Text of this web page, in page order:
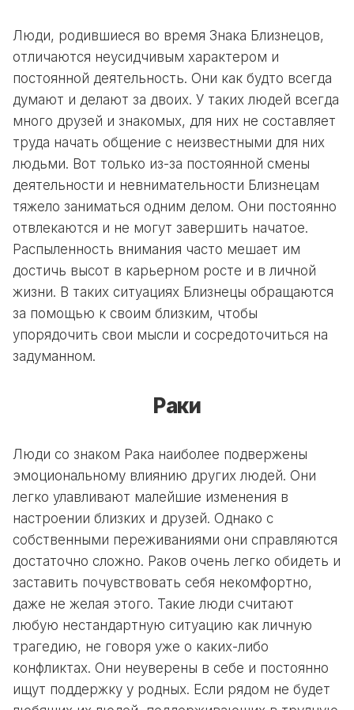
Люди, родившиеся во время Знака Близнецов,
отличаются неусидчивым характером и
постоянной деятельность. Они как будто всегда
думают и делают за двоих. У таких людей всегда
много друзей и знакомых, для них не составляет
труда начать общение с неизвестными для них
людьми. Вот только из-за постоянной смены
деятельности и невнимательности Близнецам
тяжело заниматься одним делом. Они постоянно
отвлекаются и не могут завершить начатое.
Распыленность внимания часто мешает им
достичь высот в карьерном росте и в личной
жизни. В таких ситуациях Близнецы обращаются
за помощью к своим близким, чтобы
упорядочить свои мысли и сосредоточиться на
задуманном.
Раки
Люди со знаком Рака наиболее подвержены
эмоциональному влиянию других людей. Они
легко улавливают малейшие изменения в
настроении близких и друзей. Однако с
собственными переживаниями они справляются
достаточно сложно. Раков очень легко обидеть и
заставить почувствовать себя некомфортно,
даже не желая этого. Такие люди считают
любую нестандартную ситуацию как личную
трагедию, не говоря уже о каких-либо
конфликтах. Они неуверены в себе и постоянно
ищут поддержку у родных. Если рядом не будет